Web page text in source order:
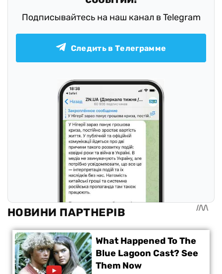
Подписывайтесь на наш канал в Telegram
Следить в Телеграмме